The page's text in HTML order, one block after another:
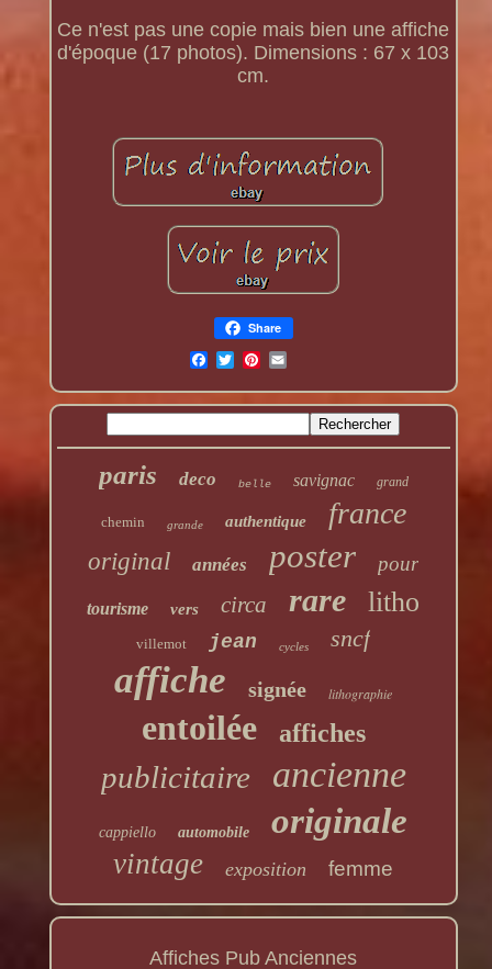
Ce n'est pas une copie mais bien une affiche
d'époque (17 photos). Dimensions : 67 x 103
cm.
Share
paris deco belle savignac grand
chemin grande authentique france
original années poster pour
tourisme vers circa rare litho
villemot jean cycles sncf
affiche signée lithographie
entoilée affiches
publicitaire ancienne
cappiello automobile originale
vintage exposition femme
Affiches Pub Anciennes